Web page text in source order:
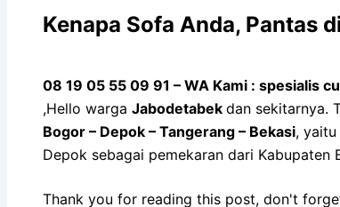
Kenapa Sofa Andа, Pantas
08 19 05 55 09 91 – WA Kami : spesialis
,Hello warga Jabodetabek dan sekitarnya.
Bogor – Depok – Tangerang – Bekasi,
Depok sebagai pemekaran dari Kabupaten
Thank you for reading this post, don't